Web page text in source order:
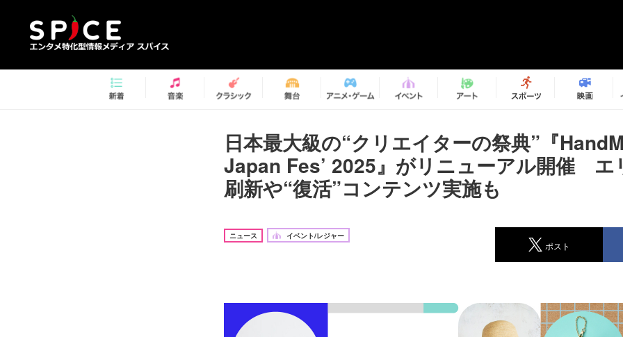
日本最大級の“クリエイターの祭典”『
Japan Fes’ 2025』がリニューアル開催 エ
刷新や“復活”コンテンツ実施も
ニュース イベント/レジャー
ポスト